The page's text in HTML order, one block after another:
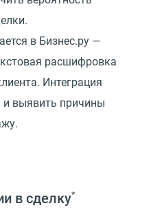
в Бизнес.ру —
расшифровка
Интеграция
и выявить причины
в сделку*